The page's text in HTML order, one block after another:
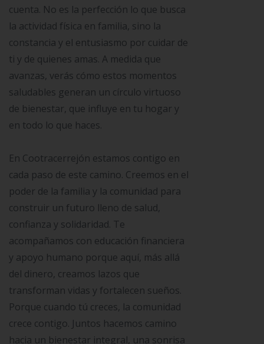
cuenta. No es la perfección lo que busca
la actividad física en familia, sino la
constancia y el entusiasmo por cuidar de
ti y de quienes amas. A medida que
avanzas, verás cómo estos momentos
saludables generan un círculo virtuoso
de bienestar, que influye en tu hogar y
en todo lo que haces.
En Cootracerrejón estamos contigo en
cada paso de este camino. Creemos en el
poder de la familia y la comunidad para
construir un futuro lleno de salud,
confianza y solidaridad. Te
acompañamos con educación financiera
y apoyo humano porque aquí, más allá
del dinero, creamos lazos que
transforman vidas y fortalecen sueños.
Porque cuando tú creces, la comunidad
crece contigo. Juntos hacemos camino
hacia un bienestar integral, una sonrisa